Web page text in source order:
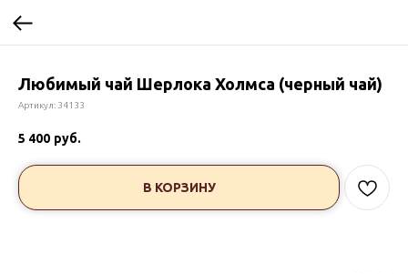
Любимый чай Шерлока Холмса (черный чай)
Артикул: 34133
5 400 руб.
В КОРЗИНУ